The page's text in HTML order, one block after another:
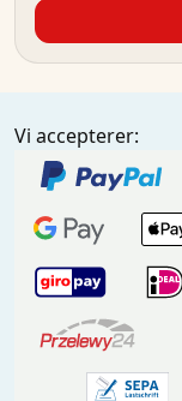
Vi accepterer: